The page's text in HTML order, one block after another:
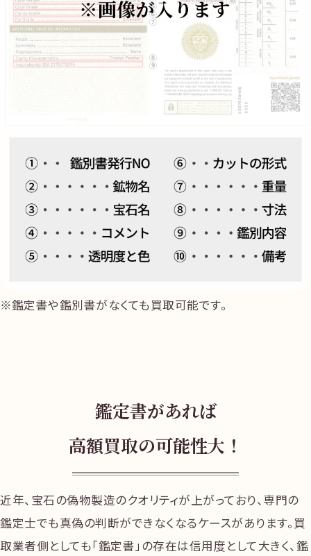
鑑定書や鑑別書がなくても買取可能です。
鑑定書があれば
高額買取の可能性大！
近年、宝石の偽物製造のクオリティが上がっており、専門の
鑑定士でも真偽の判断ができなくなるケースがあります。買
取業者側としても「鑑定書」の存在は信用度として大きく、鑑